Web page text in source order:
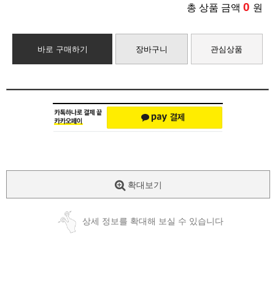
총 상품 금액 0 원
바로 구매하기 장바구니 관심상품
확대보기
상세 정보를 확대해 보실 수 있습니다